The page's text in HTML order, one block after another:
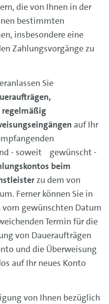
die von Ihnen in der
bestimmten
insbesondere eine
Zahlungsvorgänge zu
Sie
und regelmäßig
auf Ihr
- soweit gewünscht -
beim
zu dem von
Ferner können Sie in
gewünschten Datum
Termin für die
von Daueraufträgen
und die Überweisung
auf Ihr neues Konto
von Ihnen bezüglich